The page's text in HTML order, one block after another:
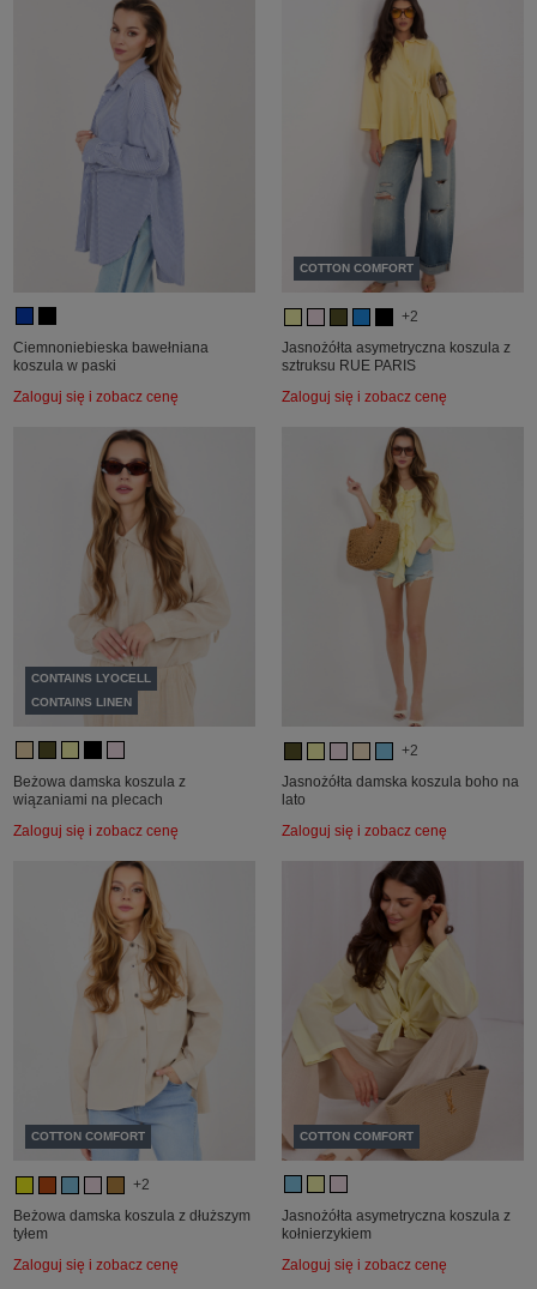
Ciemnoniebieska bawełniana
koszula w paski
Zaloguj się i zobacz cenę
COTTON COMFORT
+2
Jasnożółta asymetryczna koszula z
sztruksu RUE PARIS
Zaloguj się i zobacz cenę
CONTAINS LYOCELL
CONTAINS LINEN
Beżowa damska koszula z
wiązaniami na plecach
Zaloguj się i zobacz cenę
+2
Jasnożółta damska koszula boho na
lato
Zaloguj się i zobacz cenę
COTTON COMFORT
+2
Beżowa damska koszula z dłuższym
tyłem
Zaloguj się i zobacz cenę
COTTON COMFORT
Jasnożółta asymetryczna koszula z
kołnierzykiem
Zaloguj się i zobacz cenę